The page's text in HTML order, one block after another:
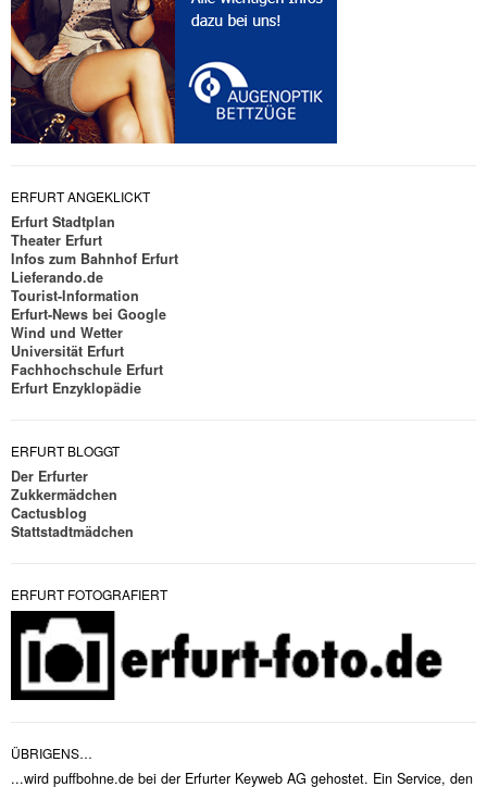
ERFURT ANGEKLICKT
Erfurt Stadtplan
Theater Erfurt
Infos zum Bahnhof Erfurt
Lieferando.de
Tourist-Information
Erfurt-News bei Google
Wind und Wetter
Universität Erfurt
Fachhochschule Erfurt
Erfurt Enzyklopädie
ERFURT BLOGGT
Der Erfurter
Zukkermädchen
Cactusblog
Stattstadtmädchen
ERFURT FOTOGRAFIERT
ÜBRIGENS…
...wird puffbohne.de bei der Erfurter Keyweb AG gehostet. Ein Service, den